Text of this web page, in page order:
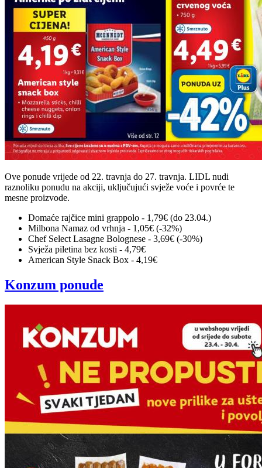
Ove ponude vrijede od 22. travnja do 27. travnja. LIDL nudi
raznoliku ponudu na akciji, uključujući svježe voće i povrće te
mesne proizvode.
Domaće rajčice mini grappolo - 1,79€ (do 23.04.)
Milbona Namaz od vrhnja - 1,05€ (-32%)
Chef Select Lasagne Bolognese - 3,69€ (-30%)
Svježa piletina bez kosti - 4,79€
American Style Snack Box - 4,19€
Konzum ponude